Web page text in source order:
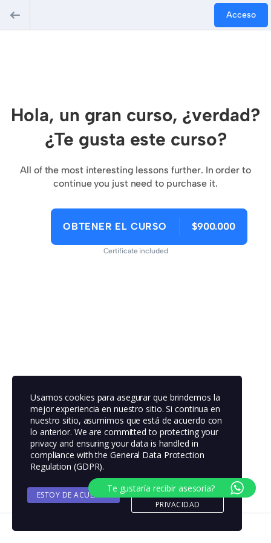
Acceso
Hola, un gran curso, ¿verdad?
¿Te gusta este curso?
All of the most interesting lessons further. In order to
continue you just need to purchase it.
OBTENER EL CURSO $900.000
Certificate included
Usamos cookies para asegurar que brindemos la
mejor experiencia en nuestro sitio. Si continua en
nuestro sitio, asumimos que está de acuerdo con
lo anterior. We are committed to protecting your
privacy and ensuring your data is handled in
compliance with theGeneral Data Protection
Regulation (GDPR).
ESTOY DE ACUERDO
POLITICA DE
PRIVACIDAD
Te gustaría recibir asesoría?